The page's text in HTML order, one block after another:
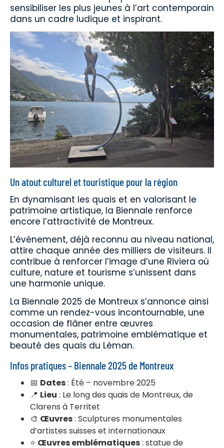
sensibiliser les plus jeunes à l’art contemporain
dans un cadre ludique et inspirant.
Un atout culturel et touristique pour la région
En dynamisant les quais et en valorisant le
patrimoine artistique, la Biennale renforce
encore l’attractivité de Montreux.
L’événement, déjà reconnu au niveau national,
attire chaque année des milliers de visiteurs. Il
contribue à renforcer l’image d’une Riviera où
culture, nature et tourisme s’unissent dans
une harmonie unique.
La Biennale 2025 de Montreux s’annonce ainsi
comme un rendez-vous incontournable, une
occasion de flâner entre œuvres
monumentales, patrimoine emblématique et
beauté des quais du Léman.
Infos pratiques – Biennale 2025 de Montreux
📅 Dates: Été – novembre 2025
📍 Lieu : Le long des quais de Montreux, de
Clarens à Territet
🎨 Œuvres: Sculptures monumentales
d’artistes suisses et internationaux
⭐ Œuvres emblématiques: statue de